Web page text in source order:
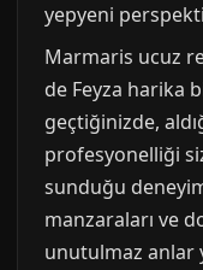
yepyeni
Marmaris ucuz
de Feyza harika
geçtiğinizde,
profesyonelliği
sunduğu
manzaraları ve
unutulmaz anlar